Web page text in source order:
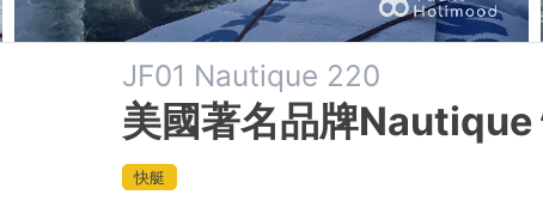
JF01 Nautique 220
美國著名品牌Nautique
快艇